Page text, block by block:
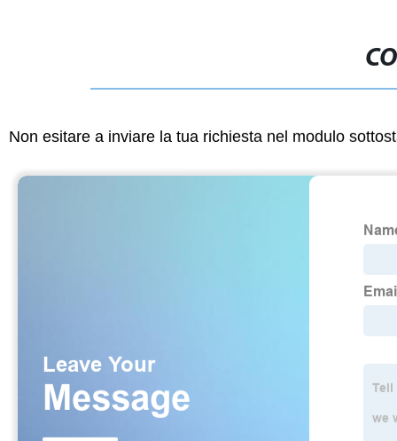
Non esitare a inviare la tua richiesta nel modulo